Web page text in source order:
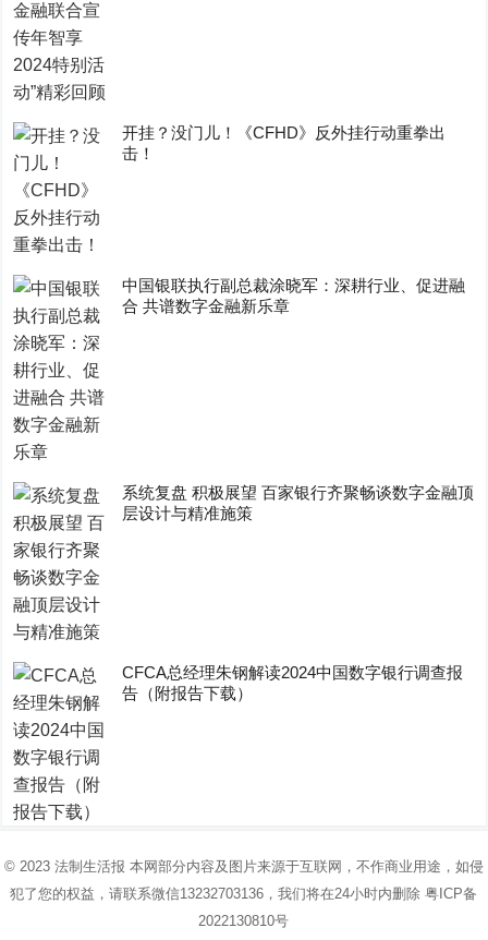
开挂？没门儿！《CFHD》反外挂行动重拳出
击！
中国银联执行副总裁涂晓军：深耕行业、促进融
合 共谱数字金融新乐章
系统复盘 积极展望 百家银行齐聚畅谈数字金融顶
层设计与精准施策
CFCA总经理朱钢解读2024中国数字银行调查报
告（附报告下载）
© 2023 法制生活报 本网部分内容及图片来源于互联网，不作商业用途，如侵
犯了您的权益，请联系微信13232703136，我们将在24小时内删除粤ICP备
2022130810号